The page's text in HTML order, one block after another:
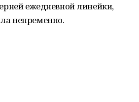
ежедневной линейки,
непременно.